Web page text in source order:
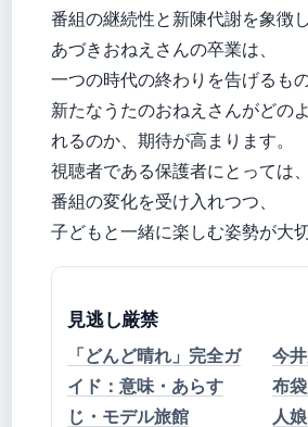
番組の継続性と新陳代謝を象徴
あづきおねえさんの卒業は、
一つの時代の終わりを告げるもの
新たなうたのおねえさんがどの
れるのか、期待が高まります。
視聴者である保護者にとっては、
番組の変化を受け入れつつ、
子どもと一緒に楽しむ姿勢が大
見逃し厳禁
「どんど晴れ」完全ガ
イド：意味・あらす
じ・モデル旅館
今
布
人